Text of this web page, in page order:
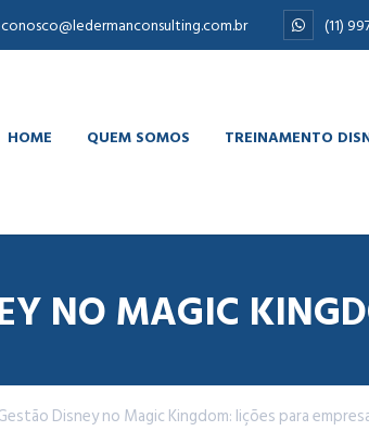
(11)
HOME QUEM SOMOS TREINAMENTO
NO MAGIC
Disney no Magic Kingdom: lições para